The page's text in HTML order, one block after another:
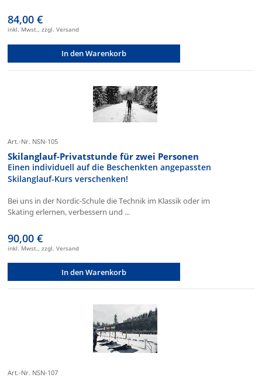
84,00 €
inkl. Mwst., zzgl. Versand
In den Warenkorb
Art.-Nr. NSN-105
Skilanglauf-Privatstunde für zwei Personen
Einen individuell auf die Beschenkten angepassten
Skilanglauf-Kurs verschenken!
Bei uns in der Nordic-Schule die Technik im Klassik oder im
Skating erlernen, verbessern und ...
90,00 €
inkl. Mwst., zzgl. Versand
In den Warenkorb
Art.-Nr. NSN-107